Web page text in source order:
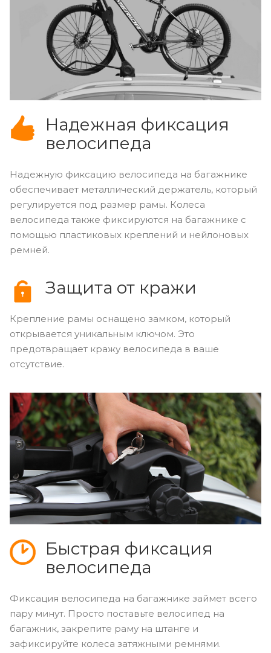
Надежная фиксация
велосипеда
Надежную фиксацию велосипеда на багажнике
обеспечивает металлический держатель, который
регулируется под размер рамы. Колеса
велосипеда также фиксируются на багажнике с
помощью пластиковых креплений и нейлоновых
ремней.
Защита от кражи
Крепление рамы оснащено замком, который
открывается уникальным ключом. Это
предотвращает кражу велосипеда в ваше
отсутствие.
Быстрая фиксация
велосипеда
Фиксация велосипеда на багажнике займет всего
пару минут. Просто поставьте велосипед на
багажник, закрепите раму на штанге и
зафиксируйте колеса затяжными ремнями.